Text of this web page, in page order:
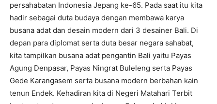
persahabatan Indonesia Jepang ke-65. Pada saat itu kita
hadir sebagai duta budaya dengan membawa karya
busana adat dan desain modern dari 3 desainer Bali. Di
depan para diplomat serta duta besar negara sahabat,
kita tampilkan busana adat pengantin Bali yaitu Payas
Agung Denpasar, Payas Ningrat Buleleng serta Payas
Gede Karangasem serta busana modern berbahan kain
tenun Endek. Kehadiran kita di Negeri Matahari Terbit